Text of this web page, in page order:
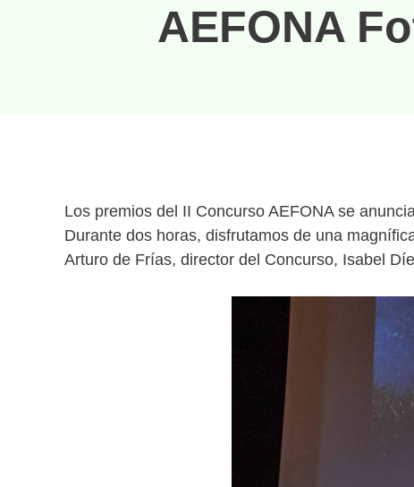
AEFONA
Los premios del II Concurso AEFONA se
Durante dos horas, disfrutamos de una
Arturo de Frías, director del Concurso, Isabel